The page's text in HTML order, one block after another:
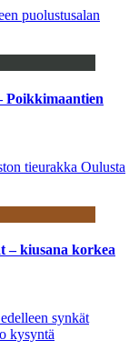
puolustusalan
Poikkimaantien
tieurakka Oulusta
– kiusana korkea
synkät
kysyntä